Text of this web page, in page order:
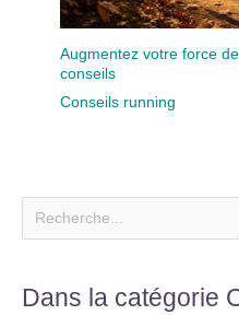
Augmentez votre force
conseils
Conseils running
Dans la catégorie